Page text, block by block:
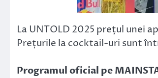
La UNTOLD 2025 prețul unei
Prețurile la cocktail-uri sunt
Programul oficial pe